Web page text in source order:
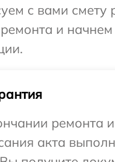
с вами смету
и
ремонта и
акта